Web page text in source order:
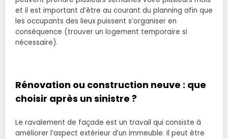
et il est important d’être au courant du planning afin que
les occupants des lieux puissent s’organiser en
conséquence (trouver un logement temporaire si
nécessaire).
Rénovation ou construction neuve : que
choisir après un sinistre ?
Le ravalement de façade est un travail qui consiste à
améliorer l’aspect extérieur d’un immeuble. Il peut être